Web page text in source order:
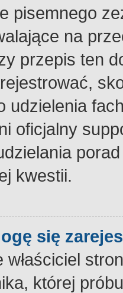
pisemnego
na
przepis ten
udzielenia
oficjalny
kwestii.
się
której